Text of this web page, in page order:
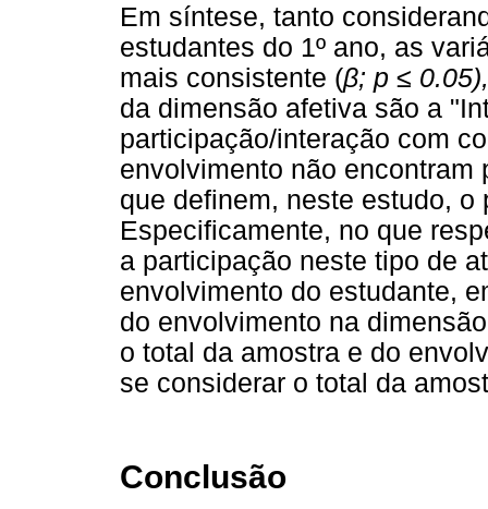
Em síntese, tanto
estudantes do 1º ano, as
mais consistente (β; p ≤ 0.05),
da dimensão afetiva são a
participação/interação com
envolvimento não
que definem, neste estudo,
Especificamente, no que
a participação neste tipo de
envolvimento do estudante,
do envolvimento na
o total da amostra e do
se considerar o total da
Conclusão